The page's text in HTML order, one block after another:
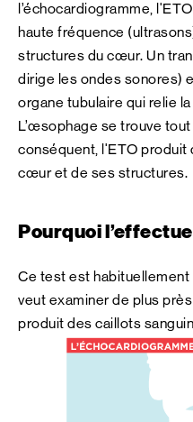
l’échocardiogramme,
haute fréquence
structures du cœur. Un
dirige les ondes sonores)
organe tubulaire qui relie
L’œsophage se trouve
conséquent, l'ETO
cœur et de ses structures.
Pourquoi
Ce test est
veut examiner de plus
produit des caillots